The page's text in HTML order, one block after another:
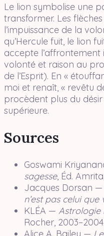
Le lion symbolise une
transformer. Les
l’impuissance de la
qu’Hercule fuit, le lion
accepte
volonté et raison au
de l’Esprit). En «
moi et renaît, « revêtu
procèdent plus du
supérieure.
Sources
Goswami
sagesse, Éd.
Jacques Dorsan —
n’est pas celui
KLÉA — Astrologie
Rocher, 2003–2004.
Alice A. Bailey —